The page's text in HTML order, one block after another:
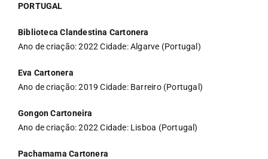
PORTUGAL
Biblioteca Clandestina Cartonera
Ano de criação: 2022 Cidade: Algarve (Portugal)
Eva Cartonera
Ano de criação: 2019 Cidade: Barreiro (Portugal)
Gongon Cartoneira
Ano de criação: 2022 Cidade: Lisboa (Portugal)
Pachamama Cartonera